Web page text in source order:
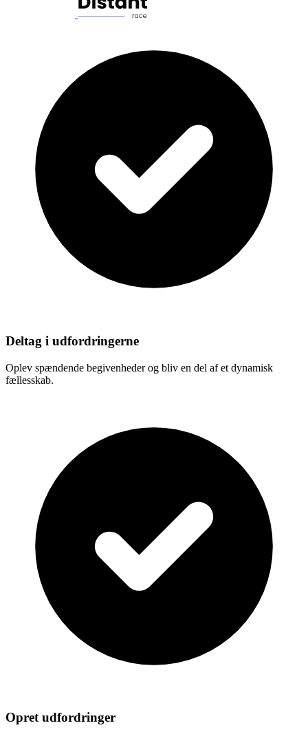
Deltag i udfordringerne
Oplev spændende begivenheder og bliv en del af et dynamisk
fællesskab.
Opret udfordringer